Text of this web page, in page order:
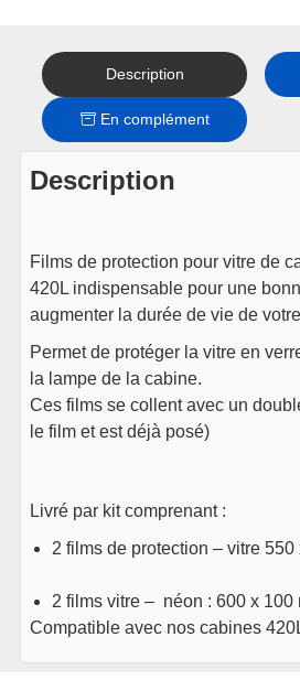
Description
En complément
Description
Films de protection pour vitre de
420L indispensable pour une
augmenter la durée de vie de
Permet de protéger la vitre en
la lampe de la cabine.
Ces films se collent avec un
le film et est déjà posé)
Livré par kit comprenant :
2 films de protection – vitre 550
2 films vitre – néon : 600 x 100
Compatible avec nos cabines